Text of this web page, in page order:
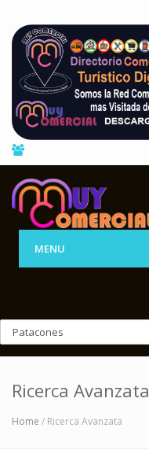
MENU
Ricerca Avanzata
Home / Ricerca Avanzata